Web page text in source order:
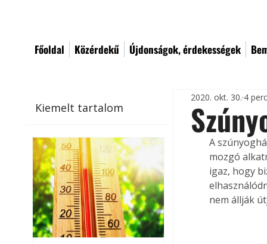
Főoldal Közérdekű Újdonságok, érdekességek
Kiemelt tartalom
2020. okt. 30. 4
A
mozgó
igaz, hogy
nem állják